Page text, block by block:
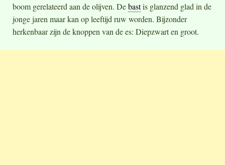
boom gerelateerd aan de olijven. Debastis glanzend glad in de
jonge jaren maar kan op leeftijd ruw worden. Bijzonder
herkenbaar zijn de knoppen van de es: Diepzwart en groot.